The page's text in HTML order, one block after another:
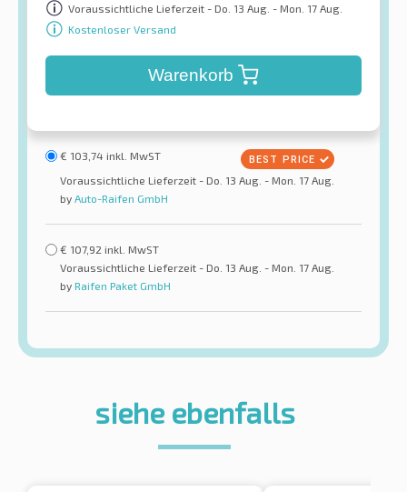
Voraussichtliche Lieferzeit - Do. 13 Aug. - Mon. 17 Aug.
Kostenloser Versand
Warenkorb
€ 103,74 inkl. MwST
Voraussichtliche Lieferzeit - Do. 13 Aug. - Mon. 17 Aug.
by Auto-Raifen GmbH
€ 107,92 inkl. MwST
Voraussichtliche Lieferzeit - Do. 13 Aug. - Mon. 17 Aug.
by Raifen Paket GmbH
siehe ebenfalls